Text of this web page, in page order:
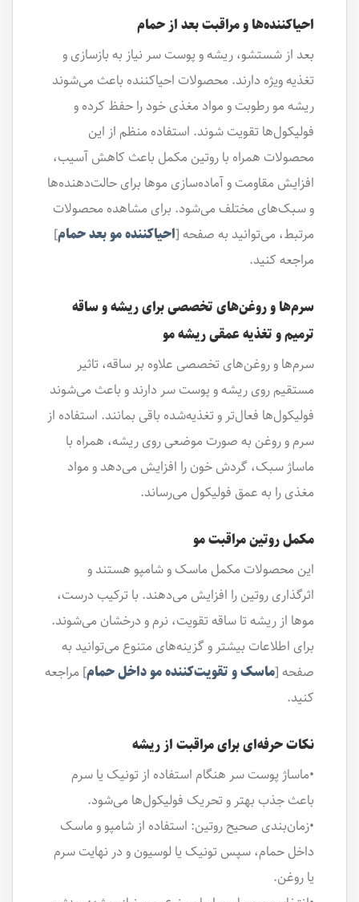
احیاکننده‌ها و مراقبت بعد از حمام
بعد از شستشو، ریشه و پوست سر نیاز به بازسازی و
تغذیه ویژه دارند. محصولات احیاکننده باعث می‌شوند
ریشه مو رطوبت و مواد مغذی خود را حفظ کرده و
فولیکول‌ها تقویت شوند. استفاده منظم از این
محصولات همراه با روتین مکمل باعث کاهش آسیب،
افزایش مقاومت و آماده‌سازی موها برای حالت‌دهنده‌ها
و سبک‌های مختلف می‌شود. برای مشاهده محصولات
مرتبط، می‌توانید به صفحه [احیاکننده مو بعد حمام]
مراجعه کنید.
سرم‌ها و روغن‌های تخصصی برای ریشه و ساقه
ترمیم و تغذیه عمقی ریشه مو
سرم‌ها و روغن‌های تخصصی علاوه بر ساقه، تاثیر
مستقیم روی ریشه و پوست سر دارند و باعث می‌شوند
فولیکول‌ها فعال‌تر و تغذیه‌شده باقی بمانند. استفاده از
سرم و روغن به صورت موضعی روی ریشه، همراه با
ماساژ سبک، گردش خون را افزایش می‌دهد و مواد
مغذی را به عمق فولیکول می‌رساند.
مکمل روتین مراقبت مو
این محصولات مکمل ماسک و شامپو هستند و
اثرگذاری روتین را افزایش می‌دهند. با ترکیب درست،
موها از ریشه تا ساقه تقویت، نرم و درخشان می‌شوند.
برای اطلاعات بیشتر و گزینه‌های متنوع می‌توانید به
صفحه [ماسک و تقویت‌کننده مو داخل حمام] مراجعه
کنید.
نکات حرفه‌ای برای مراقبت از ریشه
•ماساژ پوست سر هنگام استفاده از تونیک یا سرم
باعث جذب بهتر و تحریک فولیکول‌ها می‌شود.
•زمان‌بندی صحیح روتین: استفاده از شامپو و ماسک
داخل حمام، سپس تونیک یا لوسیون و در نهایت سرم
یا روغن.